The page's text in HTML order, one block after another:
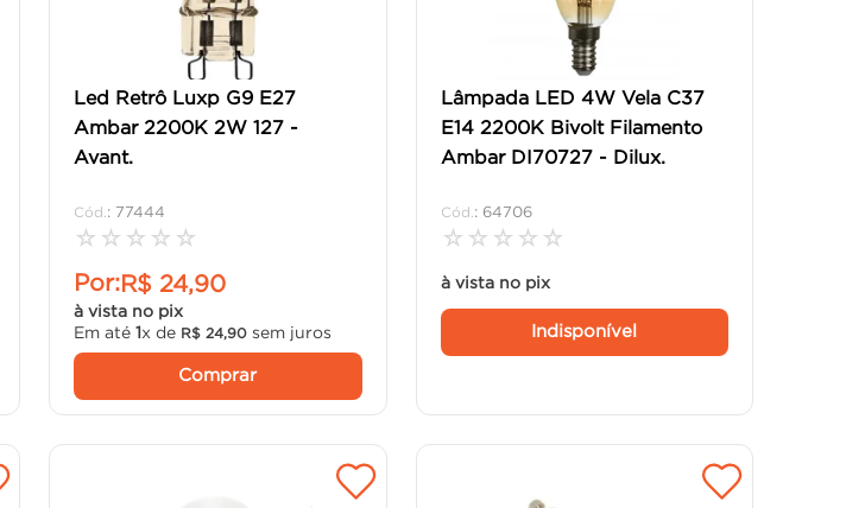
Led Retrô Luxp G9 E27
Ambar 2200K 2W 127 -
Avant.
: 77444
☆ ☆ ☆ ☆ ☆
Por:R$ 24,90
à vista no pix
Em até1x de R$ 24 ,90 sem juros
Comprar
Lâmpada LED 4W Vela C37
E14 2200K Bivolt Filamento
Ambar DI70727 - Dilux.
: 64706
☆ ☆ ☆ ☆ ☆
à vista no pix
Indisponível